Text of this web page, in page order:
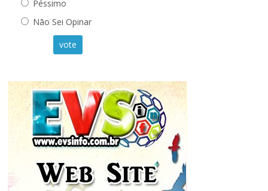
Péssimo
Não Sei Opinar
vote